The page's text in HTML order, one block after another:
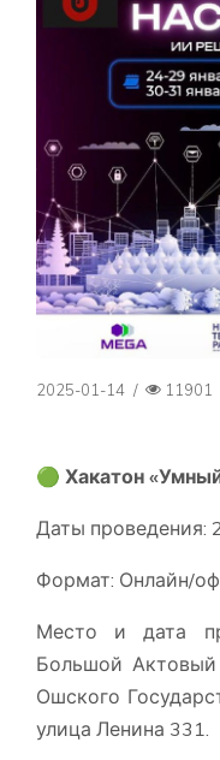
2025-01-14 / 11901
🟢 Хакатон
Даты проведения:
Формат: Онлайн/
Место и дата
Большой Актовый
Ошского
улица Ленина 331.